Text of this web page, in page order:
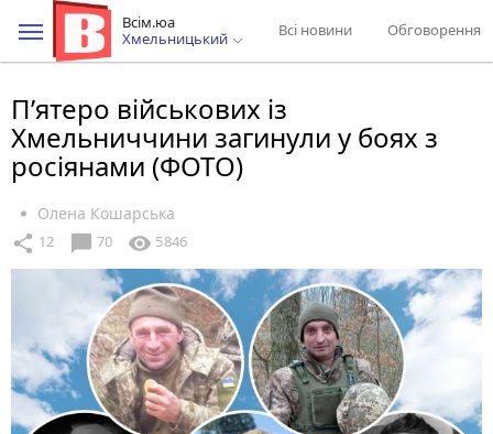
Всім.юа
Хмельницький
Всі новини Обговорення
П’ятеро військових із
Хмельниччини загинули у боях з
росіянами (ФОТО)
Олена Кошарська
share 12 chat_bubble 70 visibility 5846